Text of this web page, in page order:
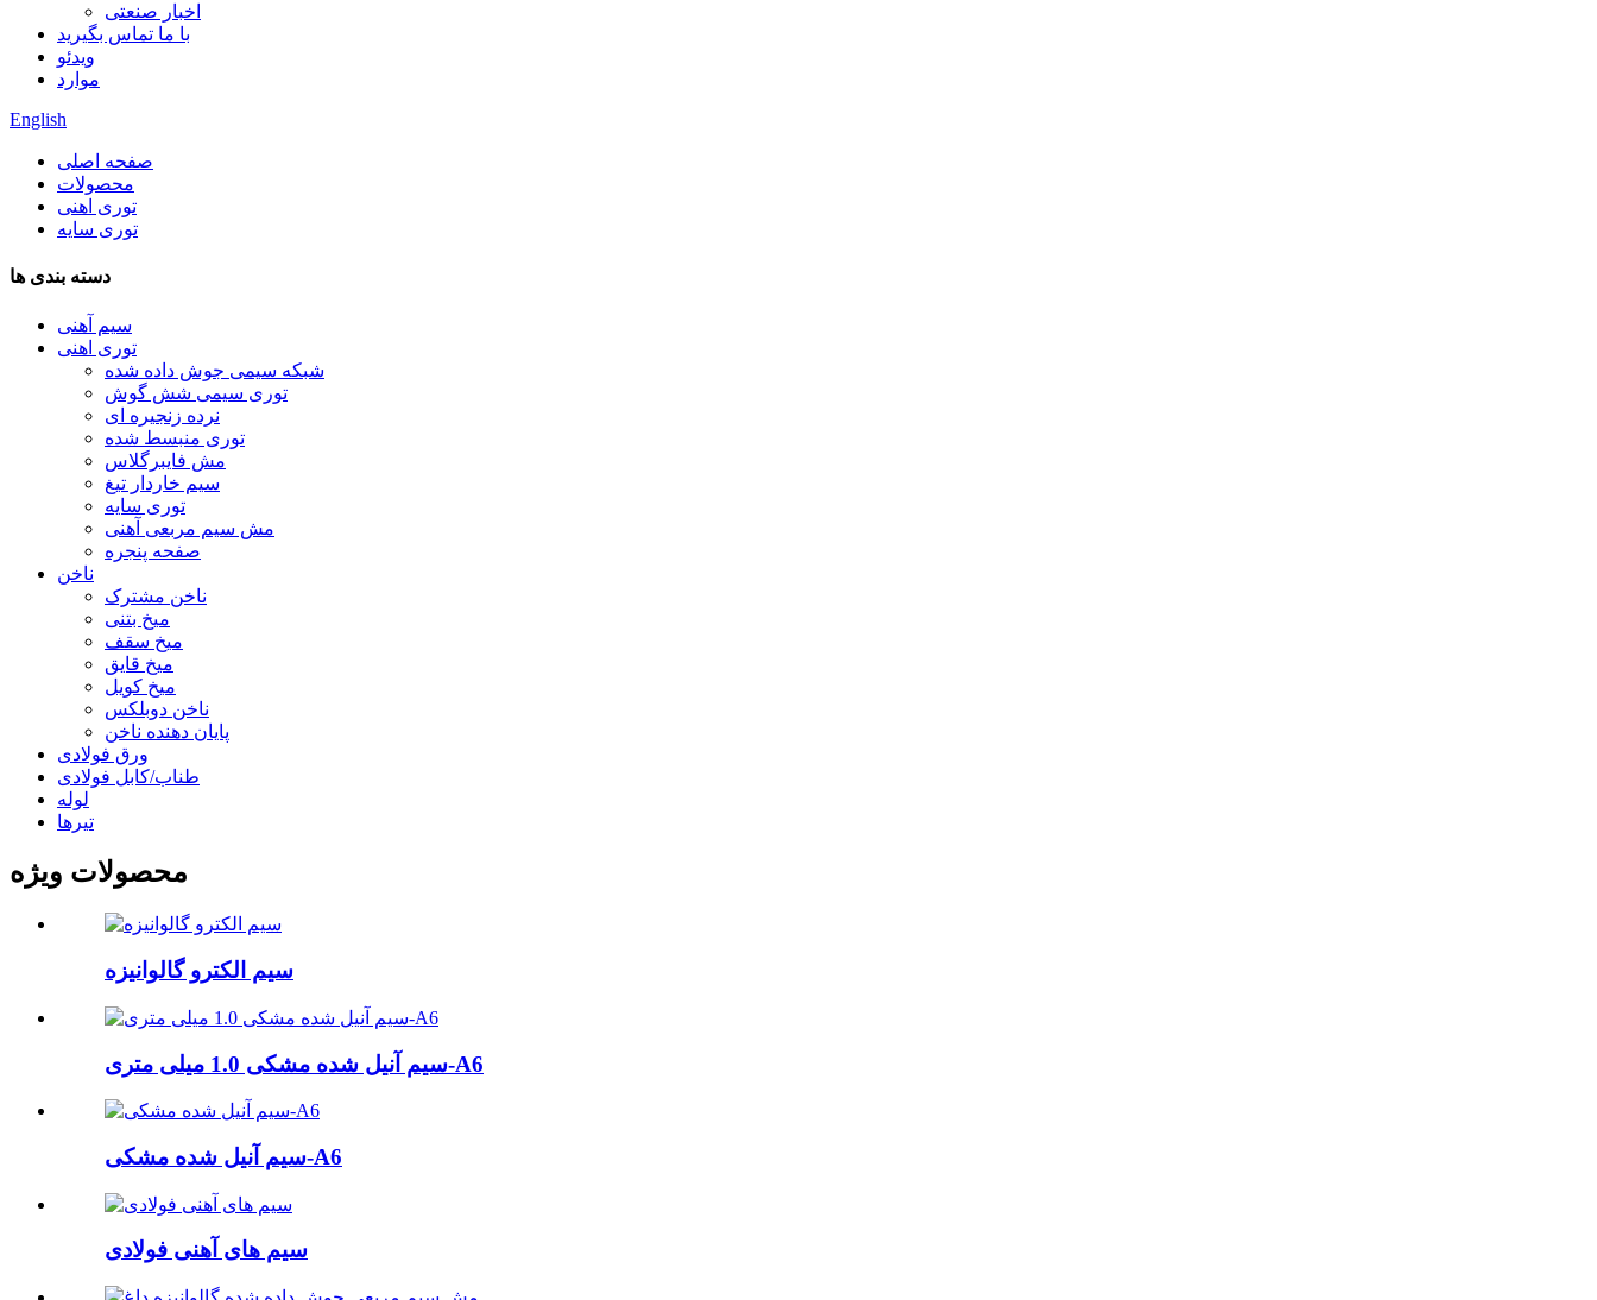
اخبار صنعتی
با ما تماس بگیرید
ویدئو
موارد
English
صفحه اصلی
محصولات
توری اهنی
توری سایه
دسته بندی ها
سیم آهنی
توری اهنی
شبکه سیمی جوش داده شده
توری سیمی شش گوش
نرده زنجیره ای
توری منبسط شده
مش فایبرگلاس
سیم خاردار تیغ
توری سایه
مش سیم مربعی آهنی
صفحه پنجره
ناخن
ناخن مشترک
میخ بتنی
میخ سقف
میخ قایق
میخ کویل
ناخن دوبلکس
پایان دهنده ناخن
ورق فولادی
طناب/کابل فولادی
لوله
تیرها
محصولات ویژه
سیم الکترو گالوانیزه
سیم آنیل شده مشکی 1.0 میلی متری-A6
سیم آنیل شده مشکی-A6
سیم های آهنی فولادی